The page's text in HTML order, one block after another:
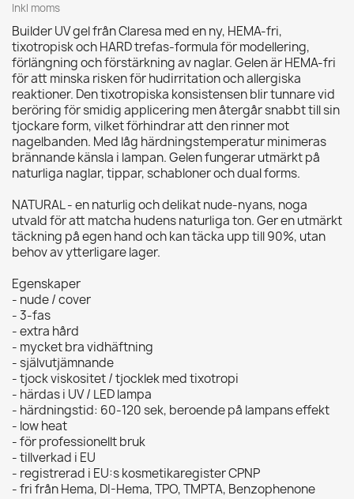
Inkl moms
Builder UV gel från Claresa med en ny, HEMA-fri,
tixotropisk och HARD trefas-formula för modellering,
förlängning och förstärkning av naglar. Gelen är HEMA-fri
för att minska risken för hudirritation och allergiska
reaktioner. Den tixotropiska konsistensen blir tunnare vid
beröring för smidig applicering men återgår snabbt till sin
tjockare form, vilket förhindrar att den rinner mot
nagelbanden. Med låg härdningstemperatur minimeras
brännande känsla i lampan. Gelen fungerar utmärkt på
naturliga naglar, tippar, schabloner och dual forms.
NATURAL - en naturlig och delikat nude-nyans, noga
utvald för att matcha hudens naturliga ton. Ger en utmärkt
täckning på egen hand och kan täcka upp till 90%, utan
behov av ytterligare lager.
Egenskaper
- nude / cover
- 3-fas
- extra hård
- mycket bra vidhäftning
- självutjämnande
- tjock viskositet / tjocklek med tixotropi
- härdas i UV / LED lampa
- härdningstid: 60-120 sek, beroende på lampans effekt
- low heat
- för professionellt bruk
- tillverkad i EU
- registrerad i EU:s kosmetikaregister CPNP
- fri från Hema, DI-Hema, TPO, TMPTA, Benzophenone